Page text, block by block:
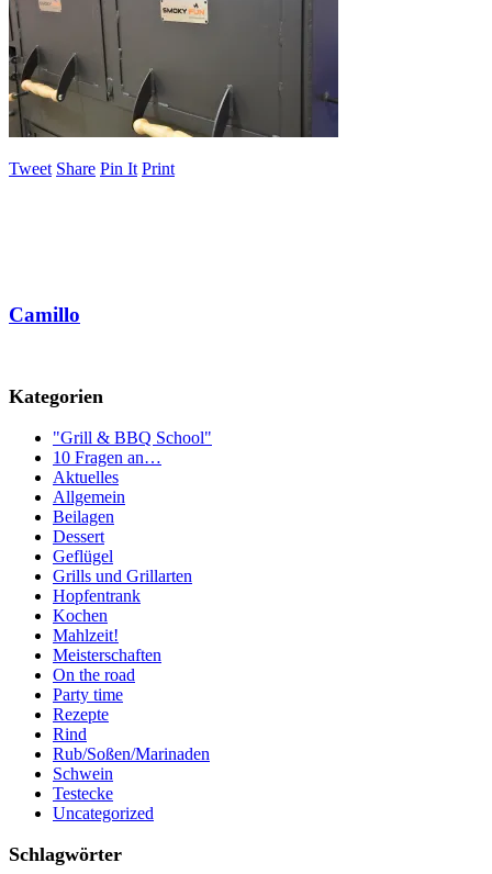
Tweet Share Pin It Print
Camillo
Kategorien
"Grill & BBQ School"
10 Fragen an…
Aktuelles
Allgemein
Beilagen
Dessert
Geflügel
Grills und Grillarten
Hopfentrank
Kochen
Mahlzeit!
Meisterschaften
On the road
Party time
Rezepte
Rind
Rub/Soßen/Marinaden
Schwein
Testecke
Uncategorized
Schlagwörter